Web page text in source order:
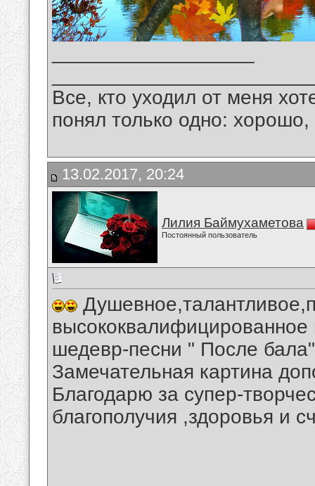
Все, кто уходил от меня
понял только одно:
13.02.2017, 20:24
Лилия Баймухаметова
Постоянный пользователь
высококвалифицированное
шедевр-песни " После
Замечательная картина
Благодарю за супер-
благополучия ,здоровья и